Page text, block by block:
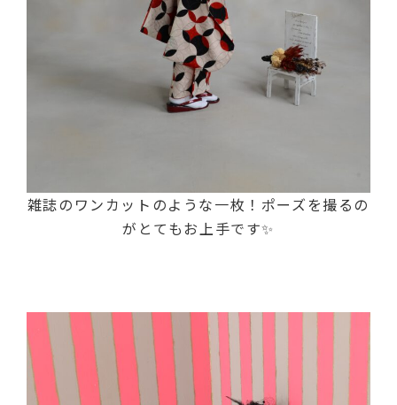
雑誌のワンカットのような一枚！ポーズを撮るの
がとてもお上手です✨